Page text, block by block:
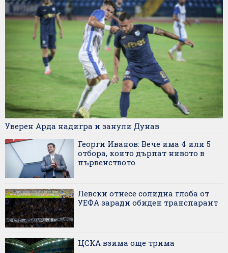
Уверен Арда надигра и занули Дунав
Георги Иванов: Вече има 4 или 5
отбора, които дърпат нивото в
първенството
Левски отнесе солидна глоба от
УЕФА заради обиден транспарант
ЦСКА взима още трима